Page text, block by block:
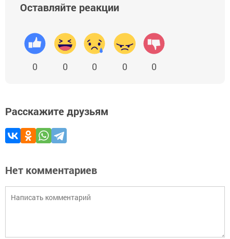
Оставляйте реакции
0 0 0 0 0
Расскажите друзьям
Нет комментариев